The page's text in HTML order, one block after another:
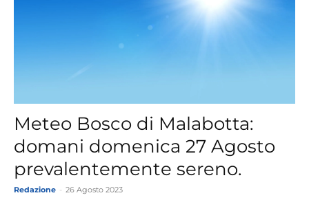
Meteo Bosco di Malabotta:
domani domenica 27 Agosto
prevalentemente sereno.
Redazione 26 Agosto 2023